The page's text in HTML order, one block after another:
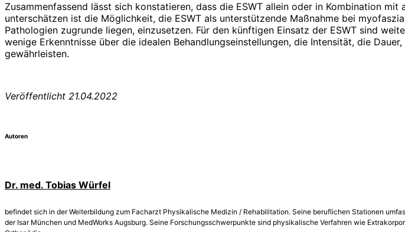
Zusammenfassend lässt sich konstatieren, dass die ESWT allein oder in Kombination
unterschätzen ist die Möglichkeit, die ESWT als unterstützende Maßnahme bei
Pathologien zugrunde liegen, einzusetzen. Für den künftigen Einsatz der ESWT sind
wenige Erkenntnisse über die idealen Behandlungseinstellungen, die Intensität, die
gewährleisten.
Veröffentlicht 21.04.2022
Autoren
Dr. med. Tobias Würfel
befindet sich in der Weiterbildung zum Facharzt Physikalische Medizin / Rehabilitation. Seine beruflichen Stationen
der Isar München und MedWorks Augsburg. Seine Forschungsschwerpunkte sind physikalische Verfahren wie